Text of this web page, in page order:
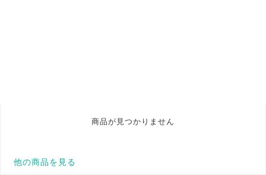
商品が見つかりません
他の商品を見る